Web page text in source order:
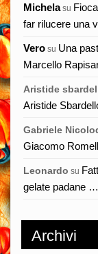
Michelasu
far rilucere una
Vero su Una
Marcello
Aristide
Aristide
Gabriele
Giacomo
Leonardo su
gelate padane
Archivi